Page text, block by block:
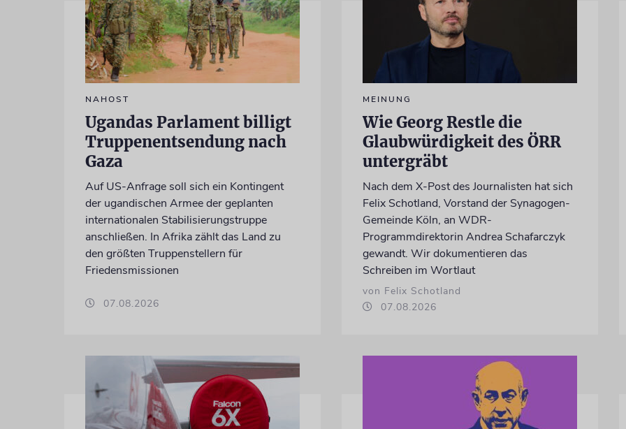
NAHOST
Ugandas Parlament billigt
Truppenentsendung nach
Gaza
Auf US-Anfrage soll sich ein Kontingent
der ugandischen Armee der geplanten
internationalen Stabilisierungstruppe
anschließen. In Afrika zählt das Land zu
den größten Truppenstellern für
Friedensmissionen
07.08.2026
MEINUNG
Wie Georg Restle die
Glaubwürdigkeit des ÖRR
untergräbt
Nach dem X-Post des Journalisten hat sich
Felix Schotland, Vorstand der Synagogen-
Gemeinde Köln, an WDR-
Programmdirektorin Andrea Schafarczyk
gewandt. Wir dokumentieren das
Schreiben im Wortlaut
von Felix Schotland
07.08.2026